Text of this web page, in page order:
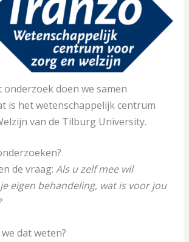
onderzoek doen we samen
is het wetenschappelijk centrum
van de Tilburg University.
de vraag: Als u zelf mee wil
eigen behandeling, wat is voor jou
dat weten?